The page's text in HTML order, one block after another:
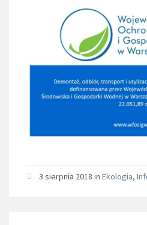
3 sierpnia 2018 in Ekologia,